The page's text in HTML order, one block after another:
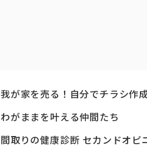
我が家を売る！自分でチラシ作
わがままを叶える仲間たち
間取りの健康診断 セカンドオピ